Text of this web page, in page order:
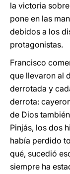
la victoria
pone en las
debidos a los
protagonistas.
Francisco
que llevaron al
derrotada y
derrota:
de Dios
Pinjás, los dos
había perdido
qué, sucedió
siempre ha